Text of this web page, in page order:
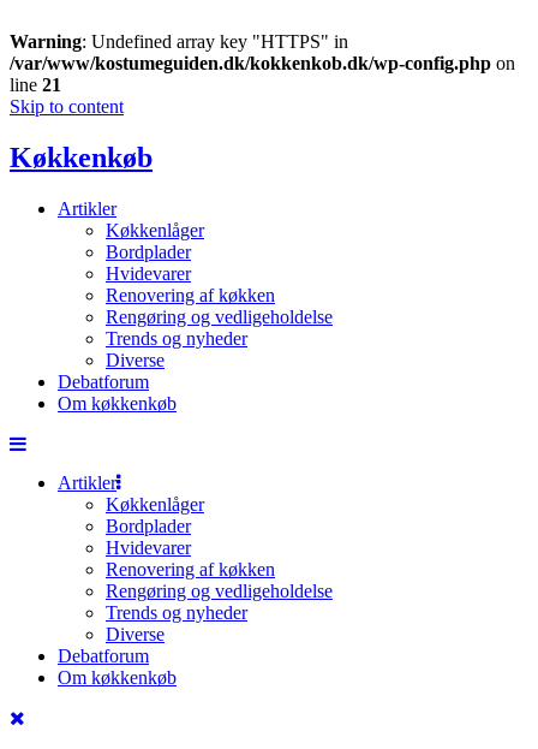
Warning: Undefined array key "HTTPS" in
/var/www/kostumeguiden.dk/kokkenkob.dk/wp-config.php on
line 21
Skip to content
Køkkenkøb
Artikler
Køkkenlåger
Bordplader
Hvidevarer
Renovering af køkken
Rengøring og vedligeholdelse
Trends og nyheder
Diverse
Debatforum
Om køkkenkøb
Artikler
Køkkenlåger
Bordplader
Hvidevarer
Renovering af køkken
Rengøring og vedligeholdelse
Trends og nyheder
Diverse
Debatforum
Om køkkenkøb